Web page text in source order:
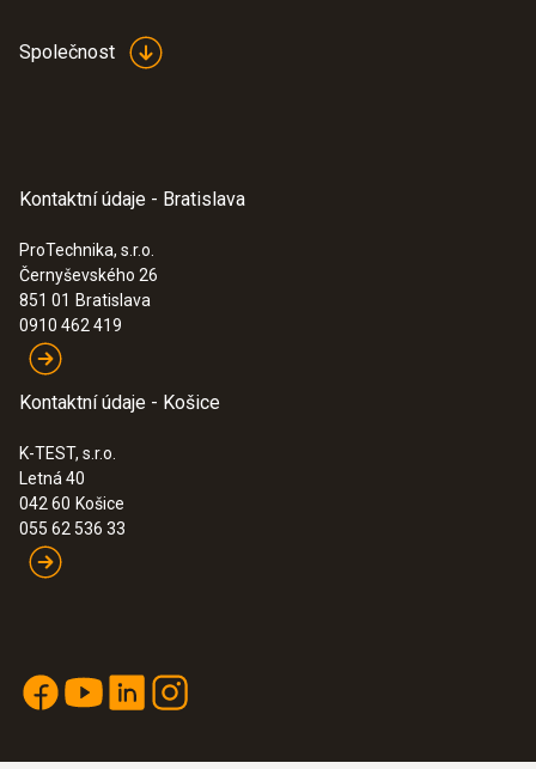
Společnost
Kontaktní údaje - Bratislava
ProTechnika, s.r.o.
Černyševského 26
851 01 Bratislava
0910 462 419
Kontaktní údaje - Košice
K-TEST, s.r.o.
Letná 40
042 60 Košice
055 62 536 33